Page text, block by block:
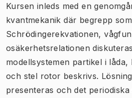
Kursen inleds med en
kvantmekanik där begrepp
Schrödingerekvationen,
osäkerhetsrelationen
modellsystemen partikel i
och stel rotor beskrivs.
presenteras och det